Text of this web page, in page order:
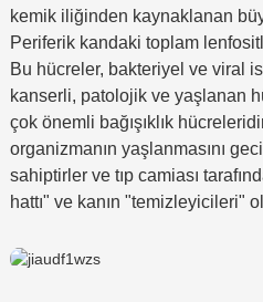
kemik iliğinden kaynaklanan
Periferik kandaki toplam
Bu hücreler, bakteriyel ve viral
kanserli, patolojik ve yaşlanan
çok önemli bağışıklık
organizmanın yaşlanmasını
sahiptirler ve tıp camiası
hattı" ve kanın "temizleyicileri"